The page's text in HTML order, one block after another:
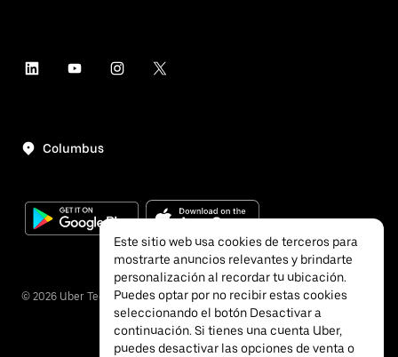
Columbus
© 2026 Uber Technologies, Inc.
Este sitio web usa cookies de terceros para
mostrarte anuncios relevantes y brindarte
personalización al recordar tu ubicación.
Puedes optar por no recibir estas cookies
seleccionando el botón Desactivar a
continuación. Si tienes una cuenta Uber,
puedes desactivar las opciones de venta o